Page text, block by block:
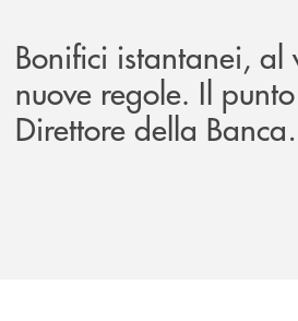
Bonifici istantanei, al
nuove regole. Il
Direttore della Banca